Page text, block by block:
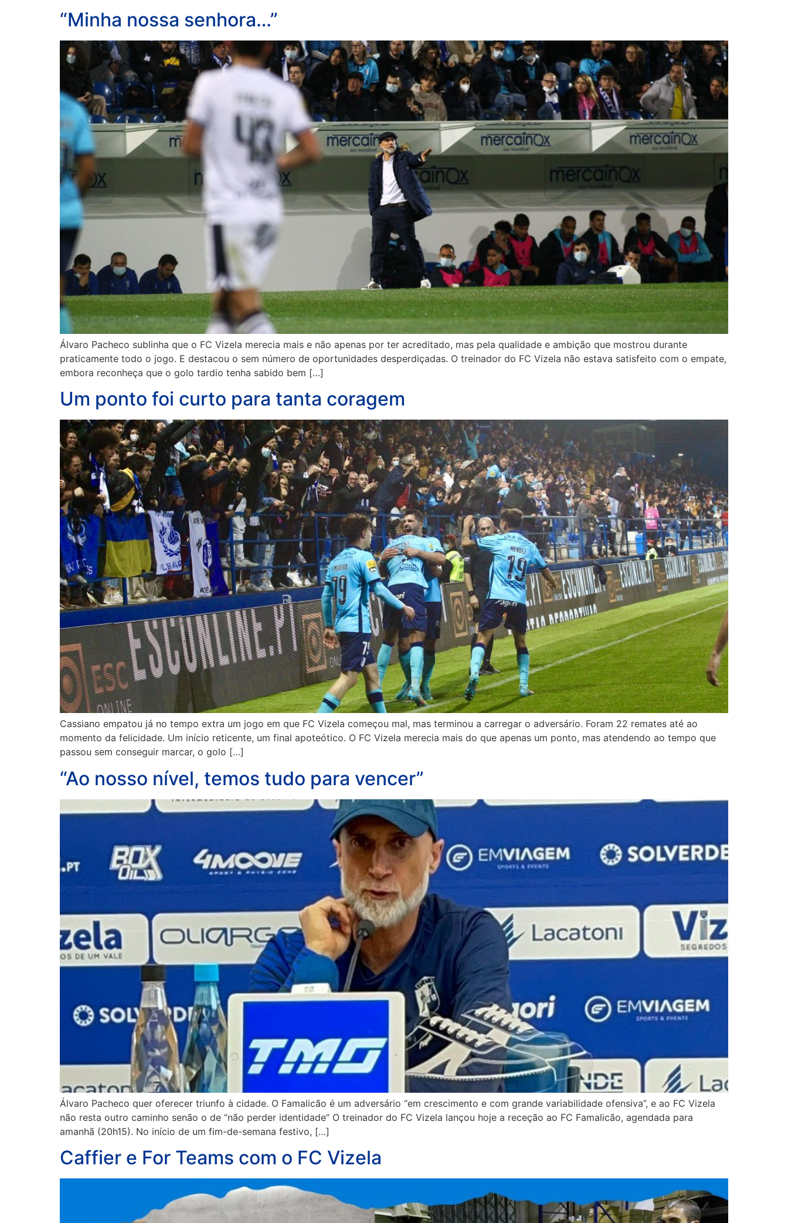
“Minha nossa senhora…”
Álvaro Pacheco sublinha que o FC Vizela merecia mais e não apenas por ter acreditado, mas pela qualidade e ambição que mostrou durante
praticamente todo o jogo. E destacou o sem número de oportunidades desperdiçadas. O treinador do FC Vizela não estava satisfeito com o empate,
embora reconheça que o golo tardio tenha sabido bem […]
Um ponto foi curto para tanta coragem
Cassiano empatou já no tempo extra um jogo em que FC Vizela começou mal, mas terminou a carregar o adversário. Foram 22 remates até ao
momento da felicidade. Um início reticente, um final apoteótico. O FC Vizela merecia mais do que apenas um ponto, mas atendendo ao tempo que
passou sem conseguir marcar, o golo […]
“Ao nosso nível, temos tudo para vencer”
Álvaro Pacheco quer oferecer triunfo à cidade. O Famalicão é um adversário “em crescimento e com grande variabilidade ofensiva”, e ao FC Vizela
não resta outro caminho senão o de “não perder identidade” O treinador do FC Vizela lançou hoje a receção ao FC Famalicão, agendada para
amanhã (20h15). No início de um fim-de-semana festivo, […]
Caffier e For Teams com o FC Vizela